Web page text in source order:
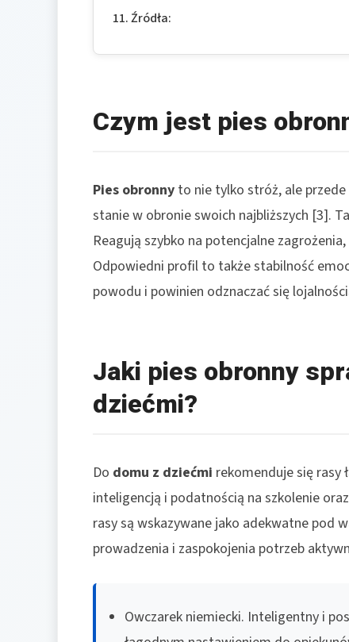
Źródła:
Czym jest pies
Pies obronny to nie tylko stróż, ale
stanie w obronie swoich najbliższych [3].
Reagują szybko na potencjalne
Odpowiedni profil to także stabilność
powodu i powinien odznaczać się
Jaki pies obronny
dziećmi?
Do domu z dziećmi rekomenduje się rasy
inteligencją i podatnością na szkolenie
rasy są wskazywane jako adekwatne pod
prowadzenia i zaspokojenia potrzeb
Owczarek niemiecki. Inteligentny i